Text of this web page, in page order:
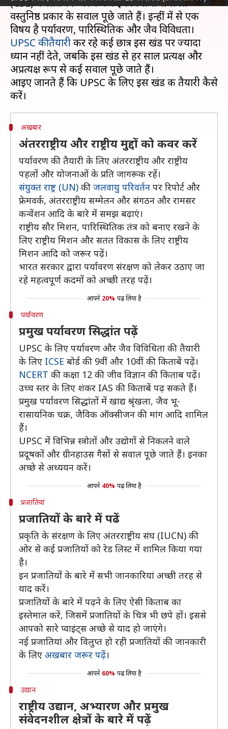
(CSE) के प्रारंभिक चरण में कई विषयों से संबंधित
वस्तुनिष्ठ प्रकार के सवाल पूछे जाते हैं। इन्हीं में से एक
UPSC की तैयारीकर रहे कई छात्र इस खंड पर ज्यादा
ध्यान नहीं देते, जबकि इस खंड से हर साल प्रत्यक्ष और
अप्रत्यक्ष रूप से कई सवाल पूछे जाते हैं।
आइए जानते हैं कि UPSC के लिए इस खंड की तैयारी कैसे
अखबार
अंतरराष्ट्रीय और राष्ट्रीय मुद्दों को कवर करें
पर्यावरण की तैयारी के लिए अंतरराष्ट्रीय और राष्ट्रीय
पहलों और योजनाओं के प्रति जागरूक रहें।
संयुक्त राष्ट्र (UN) की जलवायु परिवर्तन पर रिपोर्ट और
फ्रेमवर्क, अंतरराष्ट्रीय सम्मेलन और संगठन और रामसर
कन्वेंशन आदि के बारे में समझ बढ़ाएं।
राष्ट्रीय सौर मिशन, पारिस्थितिक तंत्र को बनाए रखने के
लिए राष्ट्रीय मिशन और सतत विकास के लिए राष्ट्रीय
मिशन आदि को जरूर पढ़ें।
भारत सरकार द्वारा पर्यावरण संरक्षण को लेकर उठाए जा
रहे महत्वपूर्ण कदमों को अच्छी तरह पढ़ें।
आपने 20% पढ़ लिया है
पर्यावरण
प्रमुख पर्यावरण सिद्धांत पढ़ें
UPSC के लिए पर्यावरण और जैव विविधिता की तैयारी
के लिए ICSE बोर्ड की 9वीं और 10वीं की किताबें पढ़ें।
NCERT की कक्षा 12 की जीव विज्ञान की किताब पढ़ें।
उच्च स्तर के लिए शंकर IAS की किताबें पढ़ सकते हैं।
प्रमुख पर्यावरण सिद्धांतों में खाद्य श्रृंखला, जैव भू-
रासायनिक चक्र, जैविक ऑक्सीजन की मांग आदि शामिल
हैं।
UPSC में विभिन्न स्त्रोतों और उद्योगों से निकलने वाले
प्रदूषकों और ग्रीनहाउस गैसों से सवाल पूछे जाते हैं। इनका
अच्छे से अध्ययन करें।
आपने 40% पढ़ लिया है
प्रजातियां
प्रजातियों के बारे में पढें
प्रकृति के संरक्षण के लिए अंतरराष्ट्रीय संघ (IUCN) की
ओर से कई प्रजातियों को रेड लिस्ट में शामिल किया गया
है।
इन प्रजातियों के बारे में सभी जानकारियां अच्छी तरह से
याद करें।
प्रजातियों के बारे में पढ़ने के लिए ऐसी किताब का
इस्तेमाल करें, जिसमें प्रजातियों के चित्र भी छपे हों। इससे
आपको सारे प्वाइंट्स अच्छे से याद हो जाएंगे।
नई प्रजातियां और विलुप्त हो रही प्रजातियों की जानकारी
के लिए अखबार जरूर पढ़ें।
आपने 60% पढ़ लिया है
उद्यान
राष्ट्रीय उद्यान, अभ्यारण और प्रमुख
संवेदनशील क्षेत्रों के बारे में पढ़ें